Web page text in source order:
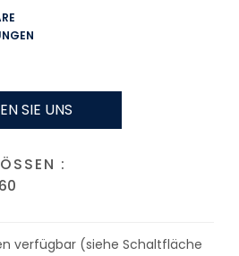
SIE UNS
:
verfügbar (siehe Schaltfläche